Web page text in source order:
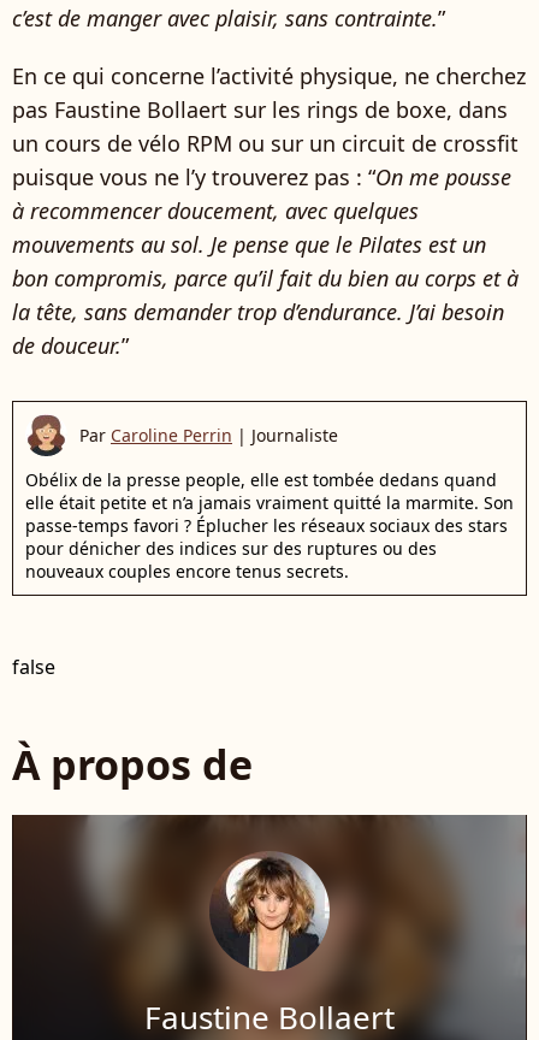
c’est de manger avec plaisir, sans contrainte.”
En ce qui concerne l’activité physique, ne cherchez
pas Faustine Bollaert sur les rings de boxe, dans
un cours de vélo RPM ou sur un circuit de crossfit
puisque vous ne l’y trouverez pas : “On me pousse
à recommencer doucement, avec quelques
mouvements au sol. Je pense que le Pilates est un
bon compromis, parce qu’il fait du bien au corps et à
la tête, sans demander trop d’endurance. J’ai besoin
de douceur.”
Par Caroline Perrin | Journaliste
Obélix de la presse people, elle est tombée dedans quand
elle était petite et n’a jamais vraiment quitté la marmite. Son
passe-temps favori ? Éplucher les réseaux sociaux des stars
pour dénicher des indices sur des ruptures ou des
nouveaux couples encore tenus secrets.
false
À propos de
Faustine Bollaert